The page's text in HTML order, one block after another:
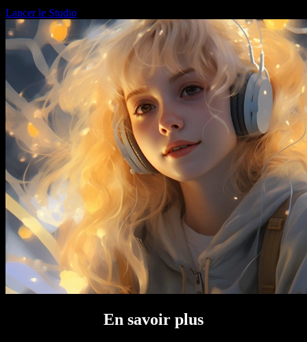
Lancer le Studio
En savoir plus